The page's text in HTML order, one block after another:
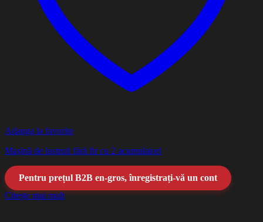
Adauga la favorite
Mașină de lustruit fără fir cu 2 acumulatori
Pentru prețul B2B en-gros, înregistrați-vă un cont
Citește mai mult